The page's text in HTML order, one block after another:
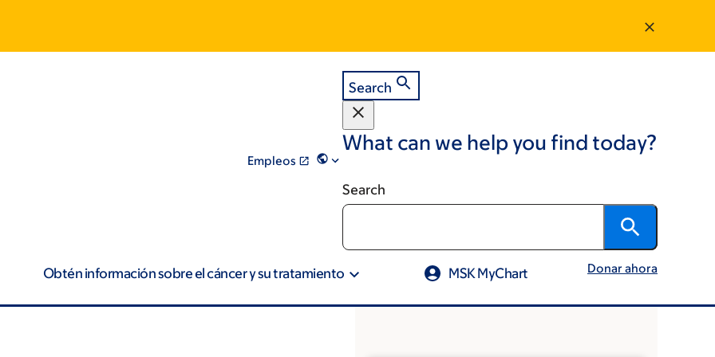
Empleos
Search
What can we help you find today?
Search
Obtén información sobre el cáncer y su tratamiento MSK MyChart Donar ahora